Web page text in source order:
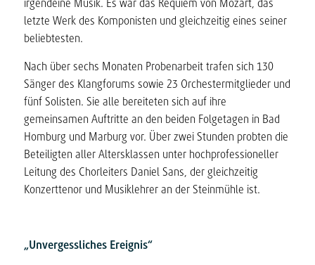
irgendeine Musik. Es war das Requiem von Mozart, das
letzte Werk des Komponisten und gleichzeitig eines seiner
beliebtesten.
Nach über sechs Monaten Probenarbeit trafen sich 130
Sänger des Klangforums sowie 23 Orchestermitglieder und
fünf Solisten. Sie alle bereiteten sich auf ihre
gemeinsamen Auftritte an den beiden Folgetagen in Bad
Homburg und Marburg vor. Über zwei Stunden probten die
Beteiligten aller Altersklassen unter hochprofessioneller
Leitung des Chorleiters Daniel Sans, der gleichzeitig
Konzerttenor und Musiklehrer an der Steinmühle ist.
„Unvergessliches Ereignis“